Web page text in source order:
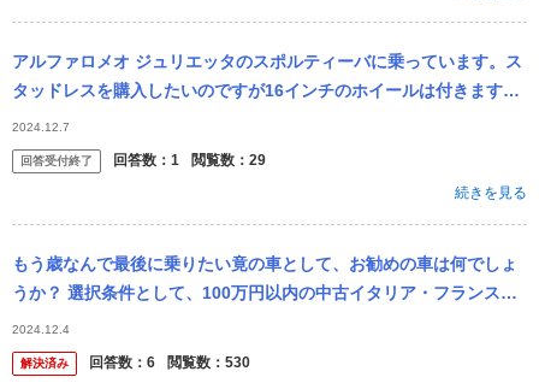
アルファロメオ ジュリエッタのスポルティーバに乗っています。ス
タッドレスを購入したいのですが16インチのホイールは付きます
か？ 現在付けてるよ〜 って人がいたらコメント宜しくお願いしま
す。
2024.12.7
回答受付終了 回答数： 1 閲覧数： 29
続きを見る
もう歳なんで最後に乗りたい竟の車として、お勧めの車は何でしょ
うか？ 選択条件として、100万円以内の中古イタリア・フランス車
の中での話としてです。 金がないのと、国産車には興味がないとい
う変わり...
2024.12.4
解決済み 回答数： 6 閲覧数： 530